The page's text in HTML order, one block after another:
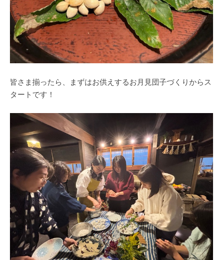
皆さま揃ったら、まずはお供えするお月見団子づくりからス
タートです！